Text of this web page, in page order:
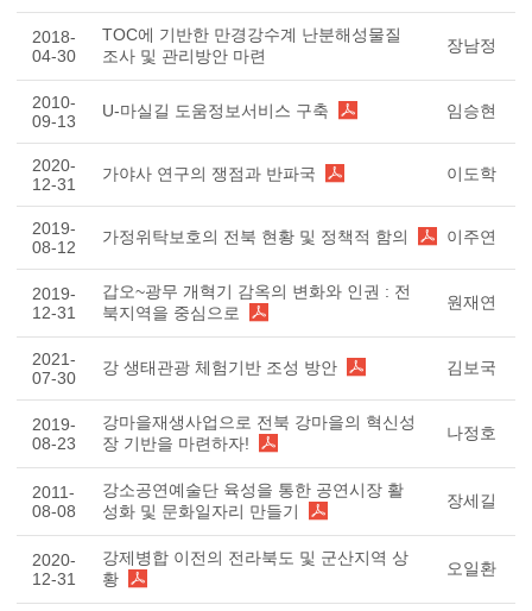
2018-
04-30
TOC에 기반한 만경강수계 난분해성물질
조사 및 관리방안 마련
장남정
2010-
09-13
U-마실길 도움정보서비스 구축 임승현
2020-
12-31
가야사 연구의 쟁점과 반파국 이도학
2019-
08-12
가정위탁보호의 전북 현황 및 정책적 함의 이주연
2019-
12-31
갑오~광무 개혁기 감옥의 변화와 인권 : 전
북지역을 중심으로
원재연
2021-
07-30
강 생태관광 체험기반 조성 방안 김보국
2019-
08-23
강마을재생사업으로 전북 강마을의 혁신성
장 기반을 마련하자!
나정호
2011-
08-08
강소공연예술단 육성을 통한 공연시장 활
성화 및 문화일자리 만들기
장세길
2020-
12-31
강제병합 이전의 전라북도 및 군산지역 상
황
오일환